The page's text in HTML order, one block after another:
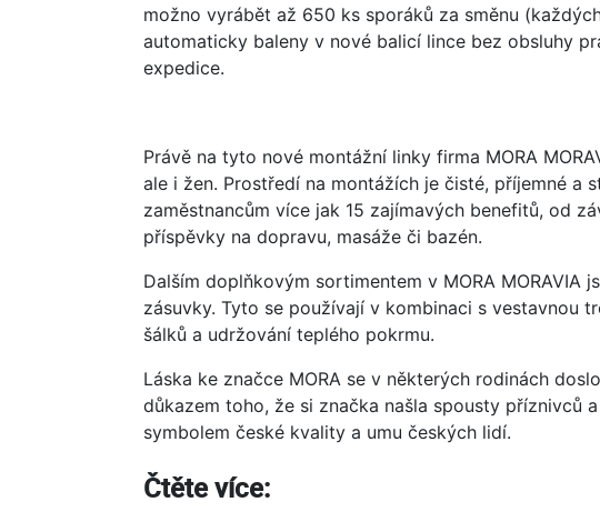
možno vyrábět až 650 ks sporáků za směnu
automaticky baleny v nové balicí lince bez obsluhy
expedice.
Právě na tyto nové montážní linky firma MORA
ale i žen. Prostředí na montážích je čisté, příjemné a
zaměstnancům více jak 15 zajímavých benefitů, od
příspěvky na dopravu, masáže či bazén.
Dalším doplňkovým sortimentem v MORA MORAVIA
zásuvky. Tyto se používají v kombinaci s vestavnou
šálků a udržování teplého pokrmu.
Láska ke značce MORA se v některých rodinách
důkazem toho, že si značka našla spousty příznivců
symbolem české kvality a umu českých lidí.
Čtěte více: